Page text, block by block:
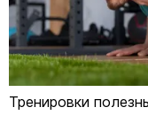
Тренировки